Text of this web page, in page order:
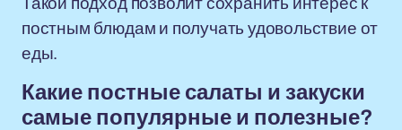
постным блюдам и получать удовольствие от
еды.
Какие постные салаты и закуски
самые популярные и полезные?